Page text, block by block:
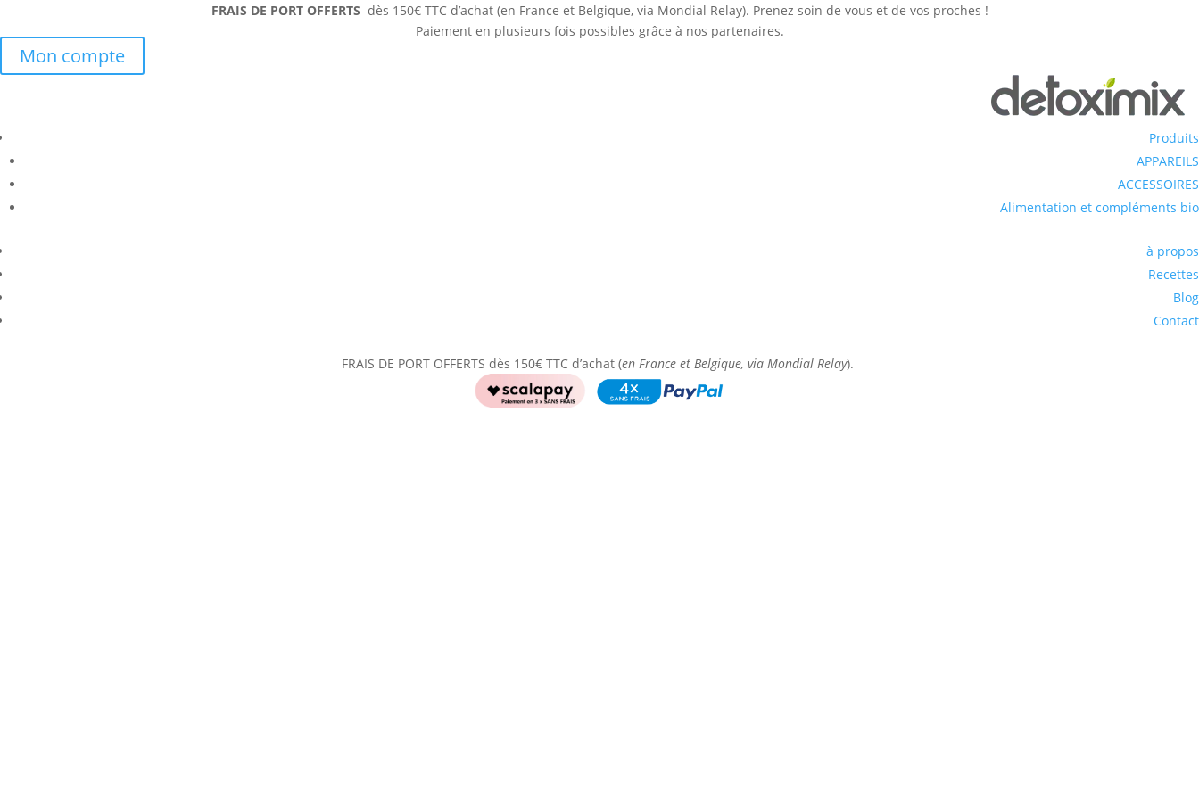
FRAIS DE PORT OFFERTS dès 150€ TTC d’achat (en France et Belgique, via Mondial Relay). Prenez soin de vous et de vos proches !
Paiement en plusieurs fois possibles grâce à nos partenaires.
Mon compte
Produits
APPAREILS
ACCESSOIRES
Alimentation et compléments bio
à propos
Recettes
Blog
Contact
FRAIS DE PORT OFFERTS dès 150€ TTC d’achat (en France et Belgique, via Mondial Relay).